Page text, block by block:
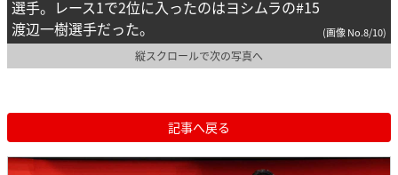
選手。レース1で2位に入ったのはヨシムラの#15
渡辺一樹選手だった。
(画像 No.8/10)
縦スクロールで次の写真へ
記事へ戻る